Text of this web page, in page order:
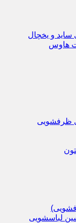
و یخچال
هاوس
ظرفشویی
لباسشویی